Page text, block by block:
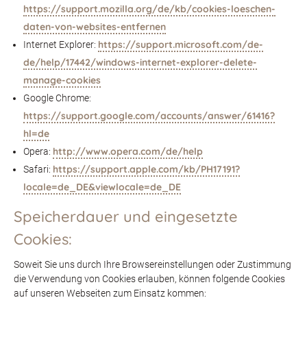
https://support.mozilla.org/de/kb/cookies-loeschen-
daten-von-websites-entfernen
Internet Explorer: https://support.microsoft.com/de-
de/help/17442/windows-internet-explorer-delete-
manage-cookies
Google Chrome:
https://support.google.com/accounts/answer/61416?
hl=de
Opera: http://www.opera.com/de/help
Safari: https://support.apple.com/kb/PH17191?
locale=de_DE&viewlocale=de_DE
Speicherdauer und eingesetzte
Cookies:
Soweit Sie uns durch Ihre Browsereinstellungen oder Zustimmung
die Verwendung von Cookies erlauben, können folgende Cookies
auf unseren Webseiten zum Einsatz kommen: